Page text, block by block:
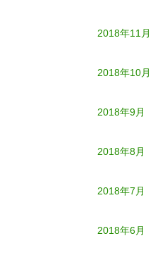
2018年11月
2018年10月
2018年9月
2018年8月
2018年7月
2018年6月